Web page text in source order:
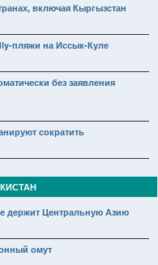
включая Кыргызстан
пляжи на Иссык-Куле
без заявления
сократить
держит Центральную Азию
омут